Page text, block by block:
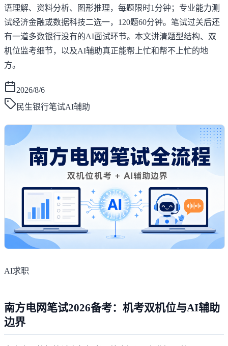
语理解、资料分析、图形推理，每题限时1分钟；专业能力测
试经济金融或数据科技二选一，120题60分钟。笔试过关后还
有一道多数银行没有的AI面试环节。本文讲清题型结构、双
机位监考细节，以及AI辅助真正能帮上忙和帮不上忙的地
方。
2026/8/6
民生银行笔试AI辅助
AI求职
南方电网笔试2026备考：机考双机位与AI辅助
边界